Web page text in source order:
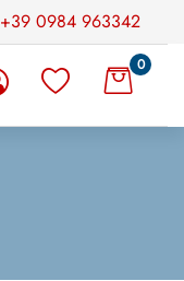
+39 0984 963342
0